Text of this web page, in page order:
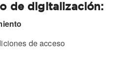
de digitalización:
de acceso